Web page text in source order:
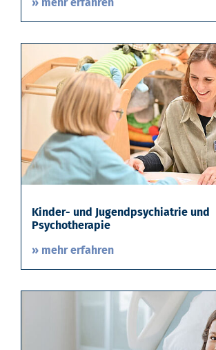
Kinder- und Jugendpsychiatrie und
Psychotherapie
» mehr erfahren